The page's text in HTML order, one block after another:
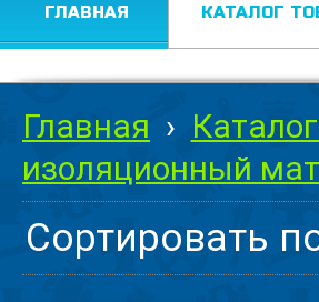
ГЛАВНАЯ КАТАЛОГ
Главная ›
изоляционный
Сортировать